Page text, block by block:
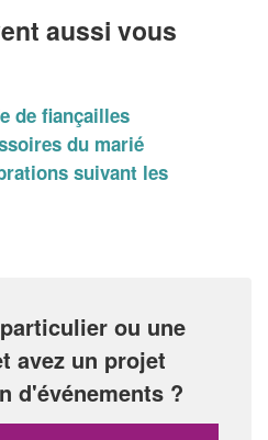
aussi vous
de fiançailles
du marié
suivant les
ou une
avez un projet
d'événements ?